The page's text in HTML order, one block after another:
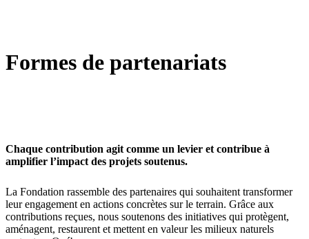
Formes de partenariats
Chaque contribution agit comme un levier et contribue à
amplifier l’impact des projets soutenus.
La Fondation rassemble des partenaires qui souhaitent transformer
leur engagement en actions concrètes sur le terrain. Grâce aux
contributions reçues, nous soutenons des initiatives qui protègent,
aménagent, restaurent et mettent en valeur les milieux naturels